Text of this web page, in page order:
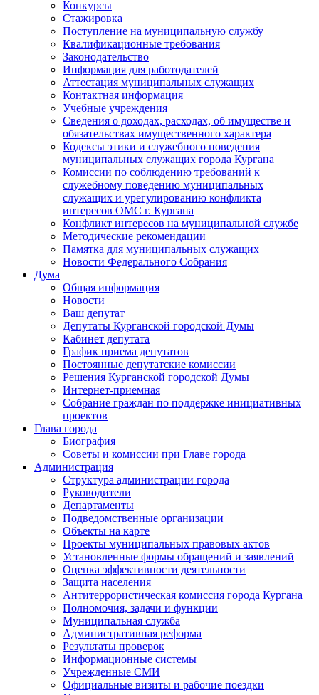
Конкурсы
Стажировка
Поступление на муниципальную службу
Квалификационные требования
Законодательство
Информация для работодателей
Аттестация муниципальных служащих
Контактная информация
Учебные учреждения
Сведения о доходах, расходах, об имуществе и
обязательствах имущественного характера
Кодексы этики и служебного поведения
муниципальных служащих города Кургана
Комиссии по соблюдению требований к
служебному поведению муниципальных
служащих и урегулированию конфликта
интересов ОМС г. Кургана
Конфликт интересов на муниципальной службе
Методические рекомендации
Памятка для муниципальных служащих
Новости Федерального Cобрания
Дума
Общая информация
Новости
Ваш депутат
Депутаты Курганской городской Думы
Кабинет депутата
График приема депутатов
Постоянные депутатские комиссии
Решения Курганской городской Думы
Интернет-приемная
Собрание граждан по поддержке инициативных
проектов
Глава города
Биография
Советы и комиссии при Главе города
Администрация
Структура администрации города
Руководители
Департаменты
Подведомственные организации
Объекты на карте
Проекты муниципальных правовых актов
Установленные формы обращений и заявлений
Оценка эффективности деятельности
Защита населения
Антитеррористическая комиссия города Кургана
Полномочия, задачи и функции
Муниципальная служба
Административная реформа
Результаты проверок
Информационные системы
Учрежденные СМИ
Официальные визиты и рабочие поездки